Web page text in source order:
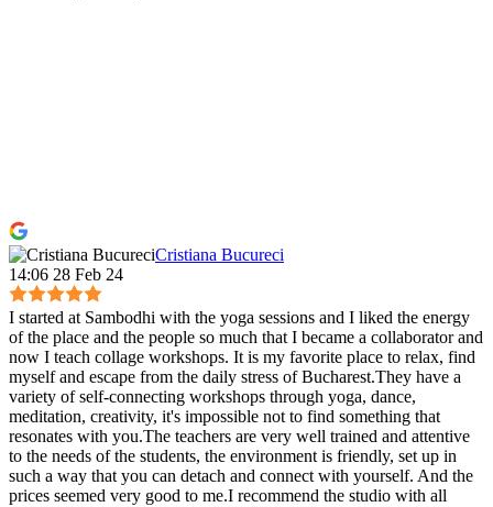
Cristiana Bucureci
14:06 28 Feb 24
I started at Sambodhi with the yoga sessions and I liked the energy
of the place and the people so much that I became a collaborator and
now I teach collage workshops. It is my favorite place to relax, find
myself and escape from the daily stress of Bucharest.They have a
variety of self-connecting workshops through yoga, dance,
meditation, creativity, it's impossible not to find something that
resonates with you.The teachers are very well trained and attentive
to the needs of the students, the environment is friendly, set up in
such a way that you can detach and connect with yourself. And the
prices seemed very good to me.I recommend the studio with all